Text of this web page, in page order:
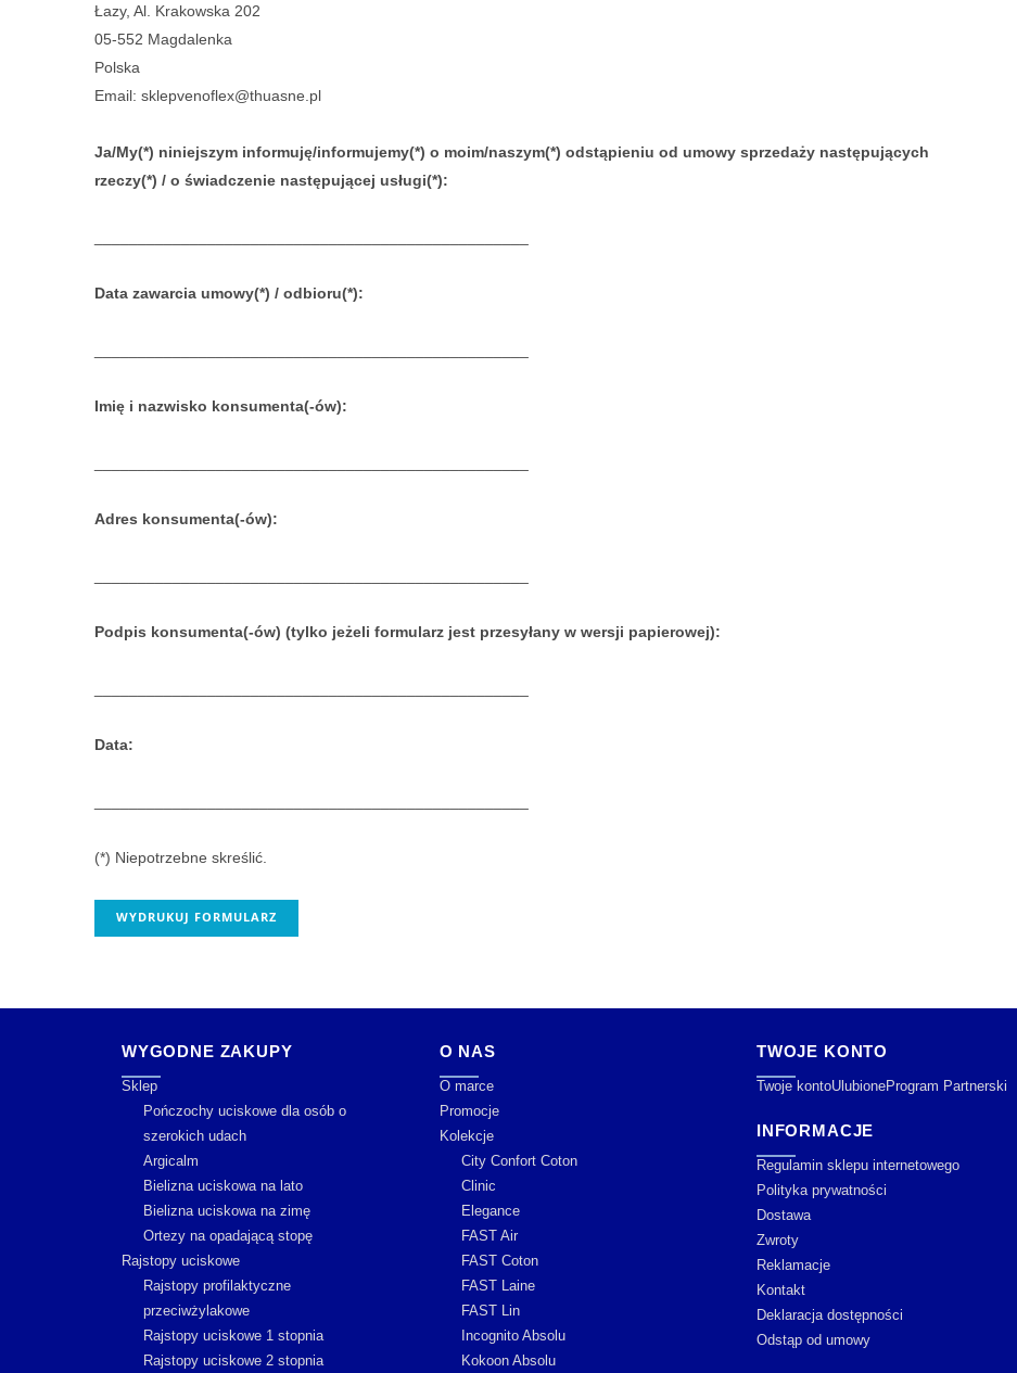
Łazy, Al. Krakowska 202
05-552 Magdalenka
Polska
Email: sklepvenoflex@thuasne.pl
Ja/My(*) niniejszym informuję/informujemy(*) o moim/naszym(*) odstąpieniu od umowy sprzedaży następujących
rzeczy(*) / o świadczenie następującej usługi(*):
Data zawarcia umowy(*) / odbioru(*):
Imię i nazwisko konsumenta(-ów):
Adres konsumenta(-ów):
Podpis konsumenta(-ów) (tylko jeżeli formularz jest przesyłany w wersji papierowej):
Data:
(*) Niepotrzebne skreślić.
WYDRUKUJ FORMULARZ
WYGODNE ZAKUPY
Sklep
Pończochy uciskowe dla osób o
szerokich udach
Argicalm
Bielizna uciskowa na lato
Bielizna uciskowa na zimę
Ortezy na opadającą stopę
Rajstopy uciskowe
Rajstopy profilaktyczne
przeciwżylakowe
Rajstopy uciskowe 1 stopnia
Rajstopy uciskowe 2 stopnia
O NAS
O marce
Promocje
Kolekcje
City Confort Coton
Clinic
Elegance
FAST Air
FAST Coton
FAST Laine
FAST Lin
Incognito Absolu
Kokoon Absolu
TWOJE KONTO
Twoje kontoUlubioneProgram Partnerski
INFORMACJE
Regulamin sklepu internetowego
Polityka prywatności
Dostawa
Zwroty
Reklamacje
Kontakt
Deklaracja dostępności
Odstąp od umowy